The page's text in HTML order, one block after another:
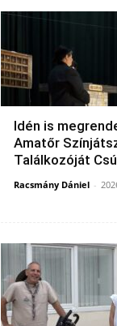
Idén is
Amatőr
Találkozóját
Racsmány Dániel -